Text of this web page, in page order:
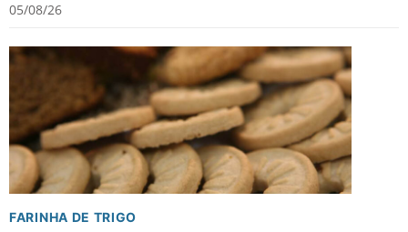
05/08/26
FARINHA DE TRIGO